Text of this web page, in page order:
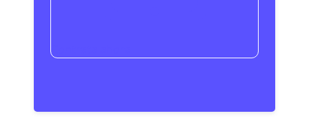
Contrata ahora